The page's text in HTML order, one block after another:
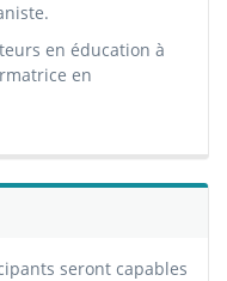
en éducation à
en
seront capables